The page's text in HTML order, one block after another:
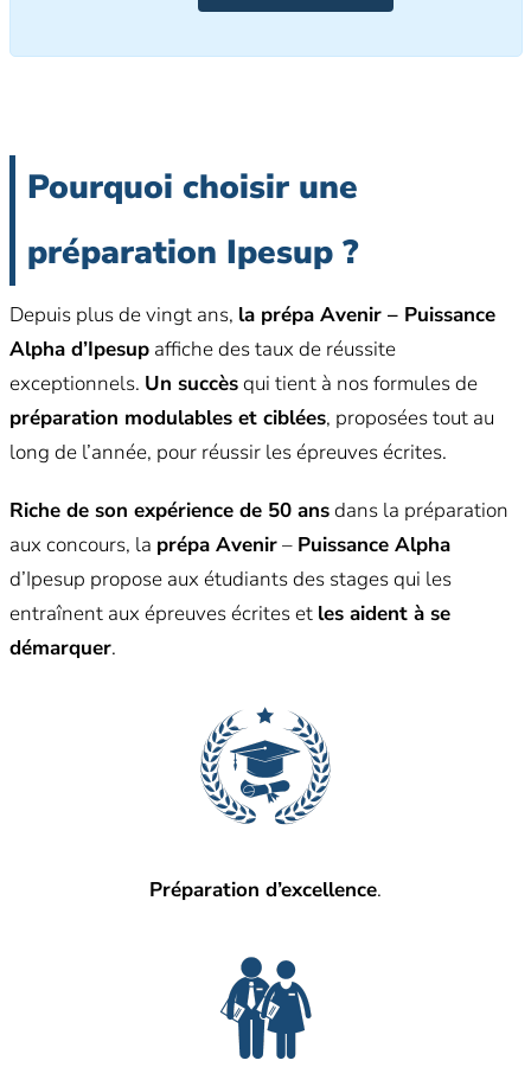
Pourquoi choisir une
préparation Ipesup ?
Depuis plus de vingt ans, la prépa Avenir – Puissance
Alpha d’Ipesupaffiche des taux de réussite
exceptionnels. Un succèsqui tient à nos formules de
préparation modulables et ciblées, proposées tout au
long de l’année, pour réussir les épreuves écrites.
Riche de son expérience de 50 ansdans la préparation
aux concours, la prépa Avenir– Puissance Alpha
d’Ipesup propose aux étudiants des stages qui les
entraînent aux épreuves écrites et les aident à se
démarquer.
Préparation d’excellence.